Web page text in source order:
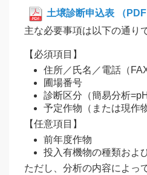
土壌診断申込表 （PDF
主な必要事項は以下の通り
【必須項目】
住所／氏名／電話（
圃場番号
診断区分（簡易分析
予定作物（または現作物
【任意項目】
前年度作物
投入有機物の種類お
ただし、分析の内容によっ